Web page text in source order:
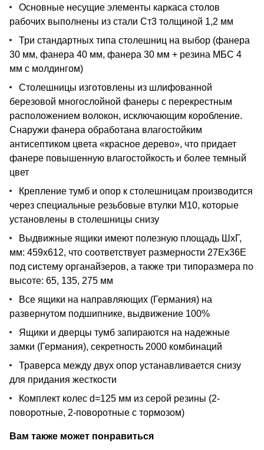
Основные несущие элементы каркаса столов
рабочих выполнены из стали Ст3 толщиной 1,2 мм
Три стандартных типа столешниц на выбор (фанера
30 мм, фанера 40 мм, фанера 30 мм + резина МБС 4
мм с молдингом)
Столешницы изготовлены из шлифованной
березовой многослойной фанеры с перекрестным
расположением волокон, исключающим коробление.
Снаружи фанера обработана влагостойким
антисептиком цвета «красное дерево», что придает
фанере повышенную влагостойкость и более темный
цвет
Крепление тумб и опор к столешницам производится
через специальные резьбовые втулки М10, которые
установлены в столешницы снизу
Выдвижные ящики имеют полезную площадь ШхГ,
мм: 459х612, что соответствует размерности 27Ех36Е
под систему органайзеров, а также три типоразмера по
высоте: 65, 135, 275 мм
Все ящики на направляющих (Германия) на
развернутом подшипнике, выдвижение 100%
Ящики и дверцы тумб запираются на надежные
замки (Германия), секретность 2000 комбинаций
Траверса между двух опор устанавливается снизу
для придания жесткости
Комплект колес d=125 мм из серой резины (2-
поворотные, 2-поворотные с тормозом)
Вам также может понравиться